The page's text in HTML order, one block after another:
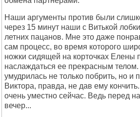
Hаши аргументы против были
через 15 минут наши с Витькой
летних пацанов. Мне это даже
сам процесс, во время которого
ножки сидящей на корточках Елены
наслаждаться ее прекрасным
умудрилась не только побрить, но и
Виктора, правда, не дав ему
очень уместно сейчас. Ведь перед
вечер...